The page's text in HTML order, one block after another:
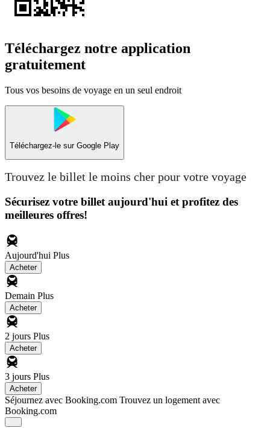
Téléchargez notre application
gratuitement
Tous vos besoins de voyage en un seul endroit
Téléchargez-le sur Google Play
Trouvez le billet le moins cher pour votre voyage
Sécurisez votre billet aujourd'hui et profitez des
meilleures offres!
Aujourd'hui Plus
Acheter
Demain Plus
Acheter
2 jours Plus
Acheter
3 jours Plus
Acheter
Séjournez avec Booking.com Trouvez un logement avec
Booking.com